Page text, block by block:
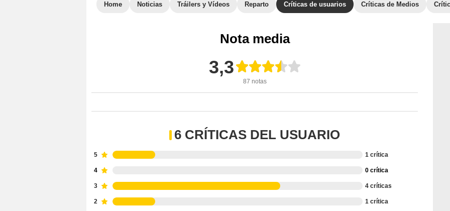
Home Noticias Tráilers y Vídeos Reparto Críticas de usuarios Críticas de Medios
Nota media
3,3
87 notas
6 CRÍTICAS DEL USUARIO
5 1 crítica
4 0 crítica
3 4 críticas
2 1 crítica